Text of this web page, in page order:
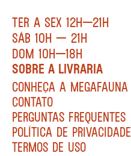
TER A SEX 12H—21H
SÁB 10H — 21H
DOM 10H—18H
SOBRE A LIVRARIA
CONHEÇA A MEGAFAUNA
CONTATO
PERGUNTAS FREQUENTES
POLÍTICA DE PRIVACIDADE
TERMOS DE USO